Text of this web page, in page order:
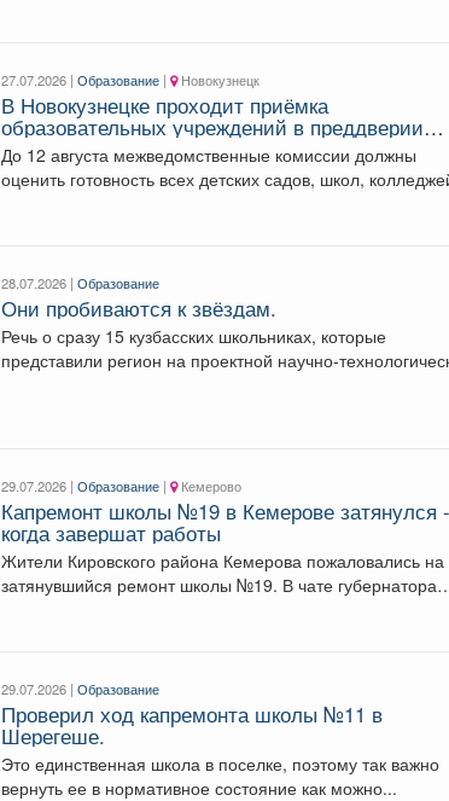
27.07.2026 |Образование | Новокузнецк
В Новокузнецке проходит приёмка
образовательных учреждений в преддверии
нового учебного года.
До 12 августа межведомственные комиссии должны
оценить готовность всех детских садов, школ,
28.07.2026 |Образование
Они пробиваются к звёздам.
Речь о сразу 15 кузбасских школьниках, которые
представили регион на проектной научно-
29.07.2026 |Образование | Кемерово
Капремонт школы №19 в Кемерове затянулся -
когда завершат работы
Жители Кировского района Кемерова пожаловались на
затянувшийся ремонт школы №19. В чате губернатора
29.07.2026 |Образование
Проверил ход капремонта школы №11 в
Шерегеше.
Это единственная школа в поселке, поэтому так важно
вернуть ее в нормативное состояние как можно...